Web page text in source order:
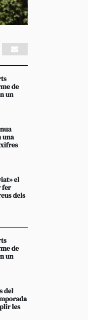
de
un
una
el
fer
dels
de
un
del
les